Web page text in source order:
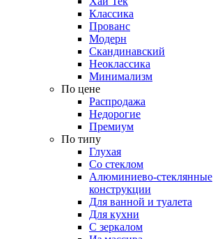
Классика
Прованс
Модерн
Скандинавский
Неоклассика
Минимализм
По цене
Распродажа
Недорогие
Премиум
По типу
Глухая
Со стеклом
Алюминиево-стеклянные
конструкции
Для ванной и туалета
Для кухни
С зеркалом